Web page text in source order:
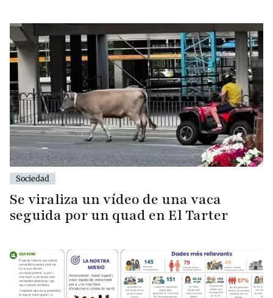
Sociedad
Se viraliza un vídeo de una vaca
seguida por un quad en El Tarter